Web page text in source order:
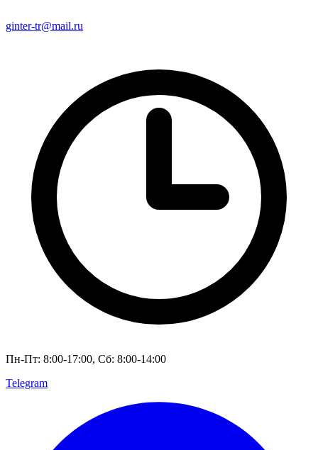
ginter-tr@mail.ru
Пн-Пт: 8:00-17:00, Сб: 8:00-14:00
Telegram